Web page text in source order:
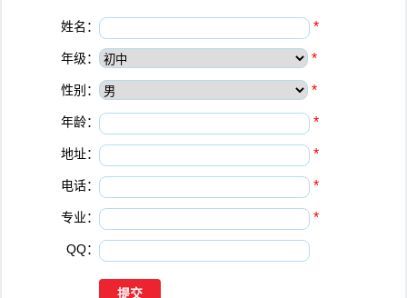
姓名： *
年级： *
性别： *
年龄： *
地址： *
电话： *
专业： *
QQ：